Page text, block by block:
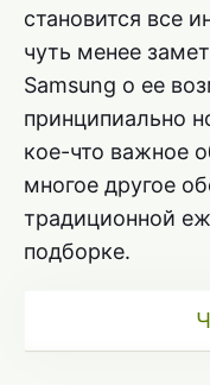
становится все
чуть менее
Samsung о ее
принципиально
кое-что важное
многое другое
традиционной
подборке.